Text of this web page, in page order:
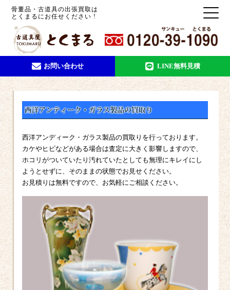
骨董品・古道具の出張買取は
とくまるにお任せください !
お問い合わせ LINE無料見積
西洋アンディーク・ガラス製品の買取りを行っております。
カケやヒビなどがある場合は査定に大きく影響しますので、
ホコリがついていたり汚れていたとしても無理にキレイにし
ようとせずに、そのままの状態でお見せください。
お見積りは無料ですので、お気軽にご相談ください。